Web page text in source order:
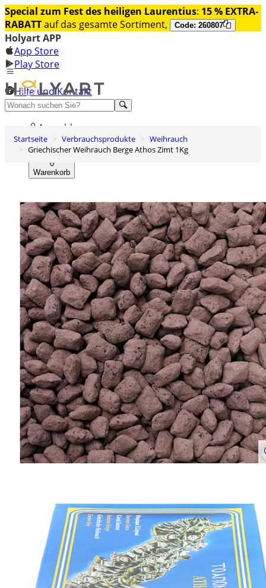
Special zum Fest des heiligen Laurentius: 15 % EXTRA-
RABATTauf das gesamte Sortiment, Code: 260807
Holyart APP
App Store
Play Store
Hilfe und Kontakt
Entdecken Sie Premium
Anmelden
Wunschliste
0
Warenkorb
Startseite Verbrauchsprodukte
Weihrauch
Griechischer Weihrauch Berge Athos Zimt 1Kg